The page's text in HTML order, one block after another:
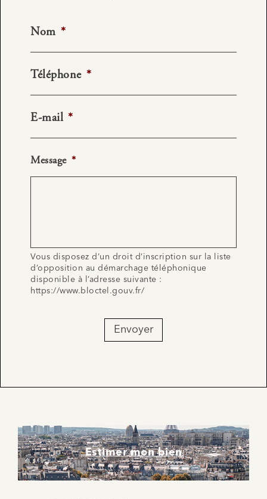
Nom *
Téléphone *
E-mail *
Message *
Vous disposez d’un droit d’inscription sur la liste
d’opposition au démarchage téléphonique
disponible à l’adresse suivante :
https://www.bloctel.gouv.fr/
Envoyer
Estimer mon bien